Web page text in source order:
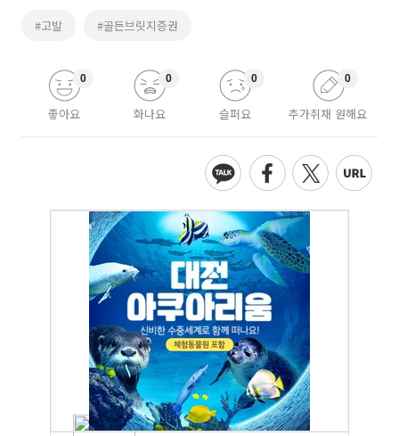
#고발 #골든브릿지증권
좋아요
0
화나요
0
슬퍼요
0
추가취재 원해요
0